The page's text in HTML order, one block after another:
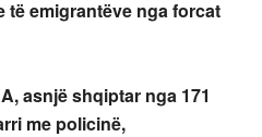
të emigrantëve nga forcat
asnjë shqiptar nga 171
me policinë,